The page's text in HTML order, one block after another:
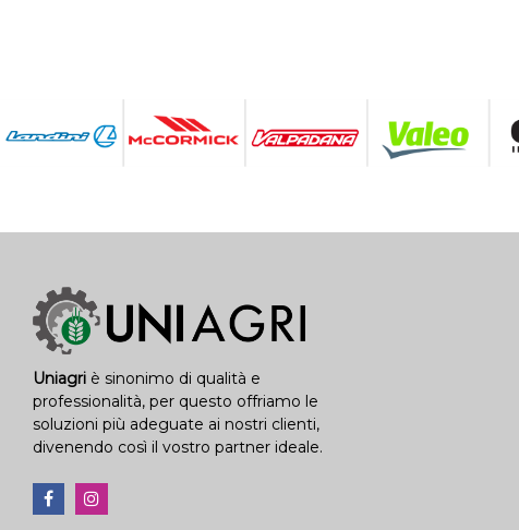
Uniagri è sinonimo di qualità e
professionalità, per questo offriamo le
soluzioni più adeguate ai nostri clienti,
divenendo così il vostro partner ideale.